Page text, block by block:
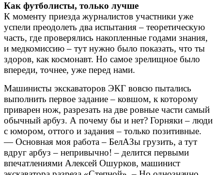
Как футболисты, только лучше
К моменту приезда журналистов участники уже
успели преодолеть два испытания – теоретическую
часть, где проверялись накопленные годами знания,
и медкомиссию – тут нужно было показать, что ты
здоров, как космонавт. Но самое зрелищное было
впереди, точнее, уже перед нами.
Машинисты экскаваторов ЭКГ вовсю пытались
выполнить первое задание – ковшом, к которому
приварен нож, разрезать на две ровные части самый
обычный арбуз. А почему бы и нет? Горняки – люди
с юмором, оттого и задания – только позитивные.
— Основная моя работа – БелАЗы грузить, а тут
вдруг арбуз – непривычно! – делится первыми
впечатлениями Алексей Ошурков, машинист